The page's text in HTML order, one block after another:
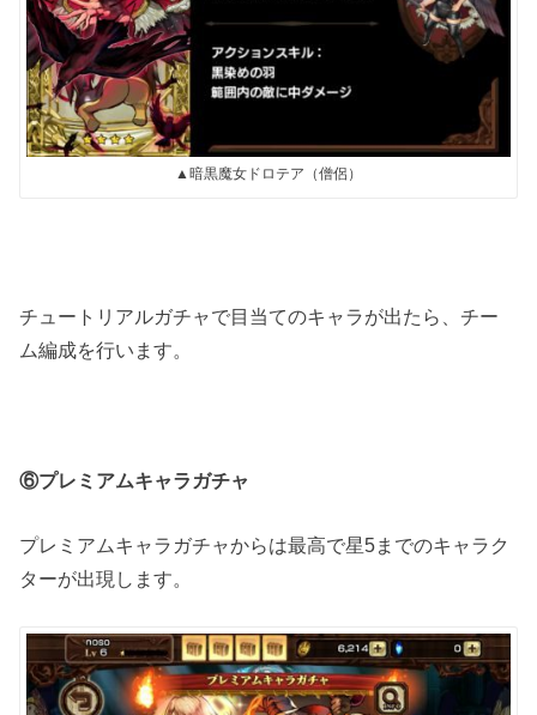
▲暗黒魔女ドロテア（僧侶）
チュートリアルガチャで目当てのキャラが出たら、チー
ム編成を行います。
⑥プレミアムキャラガチャ
プレミアムキャラガチャからは最高で星5までのキャラク
ターが出現します。